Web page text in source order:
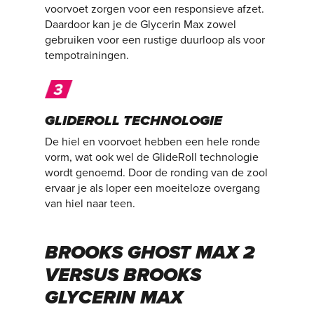
voorvoet zorgen voor een responsieve afzet.
Daardoor kan je de Glycerin Max zowel
gebruiken voor een rustige duurloop als voor
tempotrainingen.
GLIDEROLL TECHNOLOGIE
De hiel en voorvoet hebben een hele ronde
vorm, wat ook wel de GlideRoll technologie
wordt genoemd. Door de ronding van de zool
ervaar je als loper een moeiteloze overgang
van hiel naar teen.
BROOKS GHOST MAX 2
VERSUS BROOKS
GLYCERIN MAX